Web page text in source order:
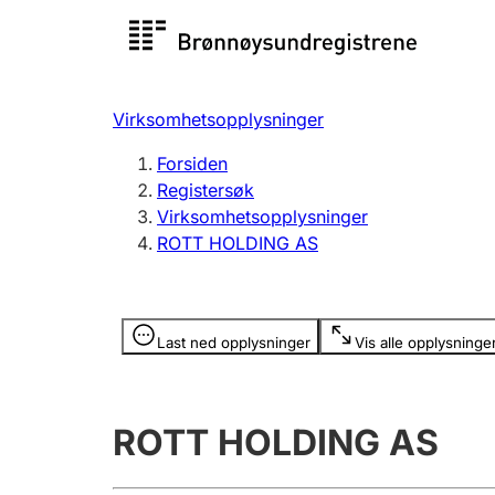
Registersøk
Registrere, endre, slette
Virksomhetsopplysninger
Forsiden
Registersøk
Virksomhetsopplysninger
ROTT HOLDING AS
Last ned opplysninger Vis alle
Opplysninger er skjult
ROTT HOLDING AS